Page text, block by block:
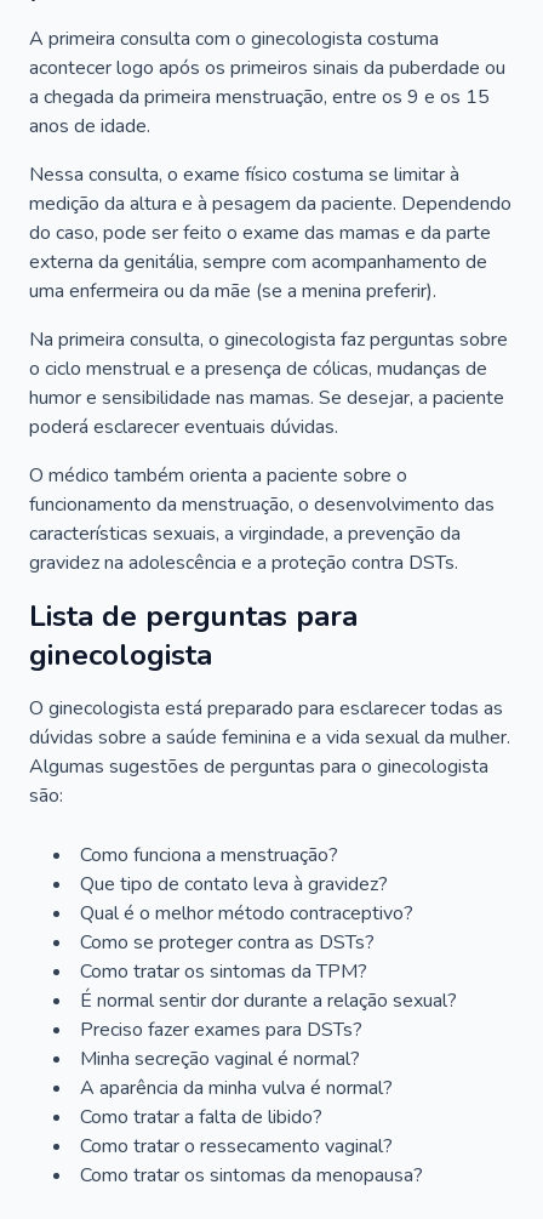
A primeira consulta com o ginecologista costuma
acontecer logo após os primeiros sinais da puberdade ou
a chegada da primeira menstruação, entre os 9 e os 15
anos de idade.
Nessa consulta, o exame físico costuma se limitar à
medição da altura e à pesagem da paciente. Dependendo
do caso, pode ser feito o exame das mamas e da parte
externa da genitália, sempre com acompanhamento de
uma enfermeira ou da mãe (se a menina preferir).
Na primeira consulta, o ginecologista faz perguntas sobre
o ciclo menstrual e a presença de cólicas, mudanças de
humor e sensibilidade nas mamas. Se desejar, a paciente
poderá esclarecer eventuais dúvidas.
O médico também orienta a paciente sobre o
funcionamento da menstruação, o desenvolvimento das
características sexuais, a virgindade, a prevenção da
gravidez na adolescência e a proteção contra DSTs.
Lista de perguntas para
ginecologista
O ginecologista está preparado para esclarecer todas as
dúvidas sobre a saúde feminina e a vida sexual da mulher.
Algumas sugestões de perguntas para o ginecologista
são:
Como funciona a menstruação?
Que tipo de contato leva à gravidez?
Qual é o melhor método contraceptivo?
Como se proteger contra as DSTs?
Como tratar os sintomas da TPM?
É normal sentir dor durante a relação sexual?
Preciso fazer exames para DSTs?
Minha secreção vaginal é normal?
A aparência da minha vulva é normal?
Como tratar a falta de libido?
Como tratar o ressecamento vaginal?
Como tratar os sintomas da menopausa?